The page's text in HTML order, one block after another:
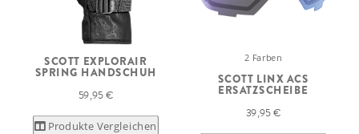
SCOTT EXPLORAIR
SPRING HANDSCHUH
59,95 €
Produkte Vergleichen
2 Farben
SCOTT LINX ACS
ERSATZSCHEIBE
39,95 €